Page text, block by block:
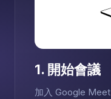
1. 開始會議
加入 Google